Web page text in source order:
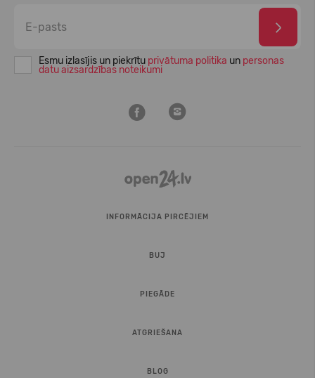
Esmu izlasījis un piekrītu privātuma politika un personas
datu aizsardzības noteikumi
INFORMĀCIJA PIRCĒJIEM
BUJ
PIEGĀDE
ATGRIEŠANA
BLOG